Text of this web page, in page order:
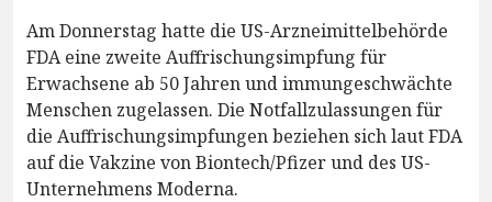
Am Donnerstag hatte die US-Arzneimittelbehörde
FDA eine zweite Auffrischungsimpfung für
Erwachsene ab 50 Jahren und immungeschwächte
Menschen zugelassen. Die Notfallzulassungen für
die Auffrischungsimpfungen beziehen sich laut FDA
auf die Vakzine von Biontech/Pfizer und des US-
Unternehmens Moderna.